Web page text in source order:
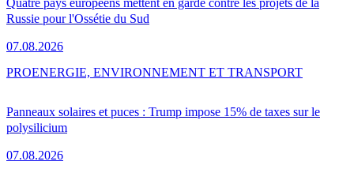
Quatre pays européens mettent en garde contre les projets de la
Russie pour l'Ossétie du Sud
07.08.2026
Panneaux solaires et puces : Trump impose 15% de taxes sur le
polysilicium
07.08.2026
PROENERGIE, ENVIRONNEMENT ET TRANSPORT